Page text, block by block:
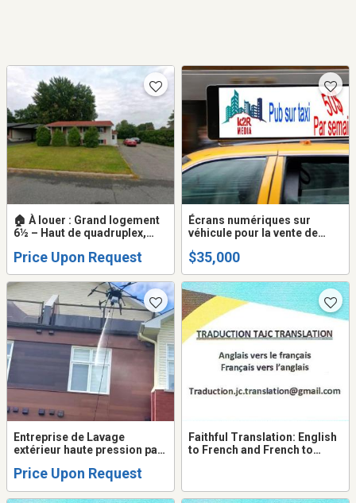
🏠 À louer : Grand logement
6½ – Haut de quadruplex,
Price Upon Request
Écrans numériques sur
véhicule pour la vente de
vendre
$35,000
Entreprise de Lavage
extérieur haute pression par
Price Upon Request
Faithful Translation: English
to French and French to